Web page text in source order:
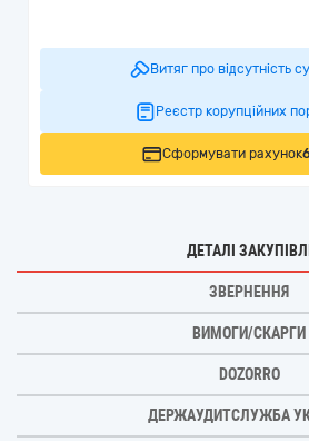
Витяг про відсутність
Реєстр корупційних
Сформувати рахунок
ДЕТАЛІ ЗАКУПІВЛІ
ЗВЕРНЕННЯ
ВИМОГИ/СКАРГИ
DOZORRO
ДЕРЖАУДИТСЛУЖБА